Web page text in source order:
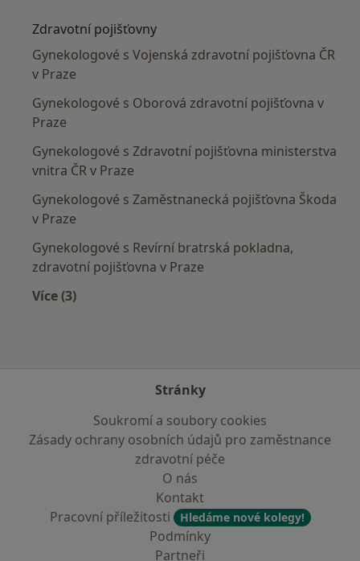
Zdravotní pojišťovny
Gynekologové s Vojenská zdravotní pojišťovna ČR
v Praze
Gynekologové s Oborová zdravotní pojišťovna v
Praze
Gynekologové s Zdravotní pojišťovna ministerstva
vnitra ČR v Praze
Gynekologové s Zaměstnanecká pojišťovna Škoda
v Praze
Gynekologové s Revírní bratrská pokladna,
zdravotní pojišťovna v Praze
Více (3)
Stránky
Soukromí a soubory cookies
Zásady ochrany osobních údajů pro zaměstnance
zdravotní péče
O nás
Kontakt
Pracovní příležitosti
Hledáme nové kolegy!
Podmínky
Partneři